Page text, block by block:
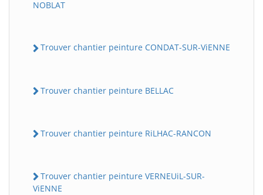
NOBLAT
Trouver chantier peinture CONDAT-SUR-ViENNE
Trouver chantier peinture BELLAC
Trouver chantier peinture RiLHAC-RANCON
Trouver chantier peinture VERNEUiL-SUR-
ViENNE